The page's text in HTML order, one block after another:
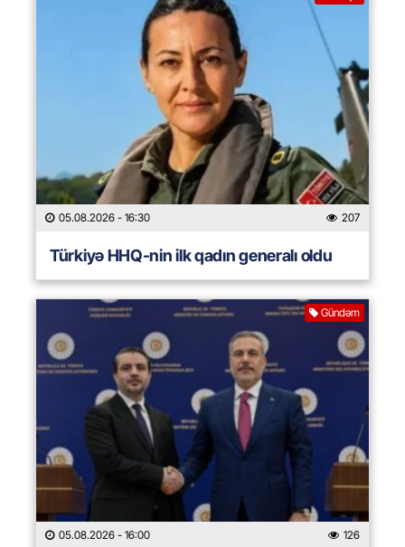
05.08.2026 - 16:30 207
Türkiyə HHQ-nin ilk qadın generalı oldu
Gündəm
05.08.2026 - 16:00 126